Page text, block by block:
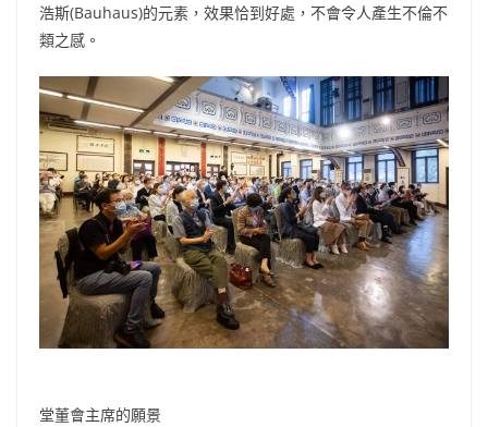
浩斯(Bauhaus)的元素，效果恰到好處，不會令人產生不倫不
類之感。
堂董會主席的願景